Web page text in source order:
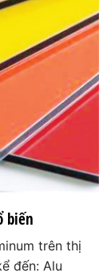
biến
trên thị
đến: Alu